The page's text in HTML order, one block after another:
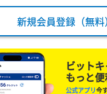
新規会員登録（無料
ビット
もっと便
公式アプリ今